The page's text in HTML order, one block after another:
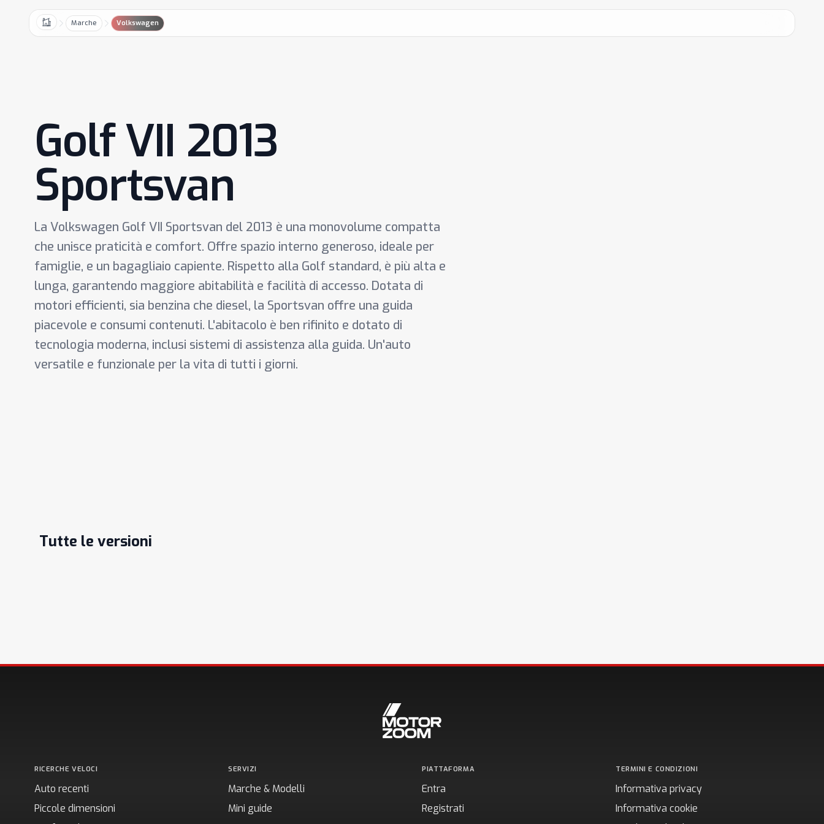
Home Marche Volkswagen
Golf VII 2013
Sportsvan
La Volkswagen Golf VII Sportsvan del 2013 è una monovolume compatta
che unisce praticità e comfort. Offre spazio interno generoso, ideale per
famiglie, e un bagagliaio capiente. Rispetto alla Golf standard, è più alta e
lunga, garantendo maggiore abitabilità e facilità di accesso. Dotata di
motori efficienti, sia benzina che diesel, la Sportsvan offre una guida
piacevole e consumi contenuti. L'abitacolo è ben rifinito e dotato di
tecnologia moderna, inclusi sistemi di assistenza alla guida. Un'auto
versatile e funzionale per la vita di tutti i giorni.
Tutte le versioni
RICERCHE VELOCI
Auto recenti
Piccole dimensioni
SERVIZI
Marche & Modelli
Mini guide
PIATTAFORMA
Entra
Registrati
TERMINI E CONDIZIONI
Informativa privacy
Informativa cookie